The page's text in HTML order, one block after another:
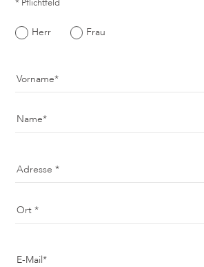
* Pflichtfeld
Herr Frau
Vorname
Name
Adresse
Ort
E-Mail